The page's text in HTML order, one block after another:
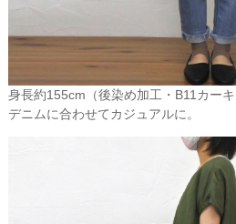
地球に優しい、丈夫で衛生的なリネン
リネンは洗濯が簡単で、絞らずに干し
かけたようになります。天然素材の中
濯にも強い素材です。植物自体の生命
ほとんど必要としません。繰り返し洗
ルクロスやシーツ、タオルに採用する
身長約155cm（後染め加工・B11カーキ
デニムに合わせてカジュアルに。